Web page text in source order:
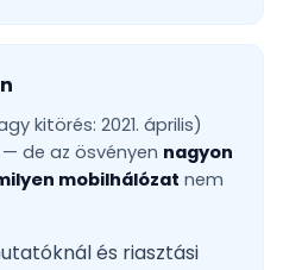
kitörés: 2021. április)
de az ösvényen nagyon
mobilhálózat nem
és riasztási